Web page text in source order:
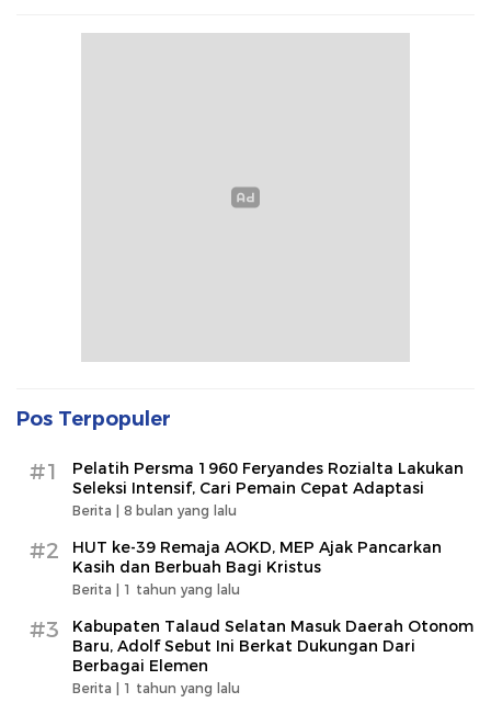
Pos Terpopuler
#1
Pelatih Persma 1960 Feryandes Rozialta Lakukan
Seleksi Intensif, Cari Pemain Cepat Adaptasi​
Berita | 8 bulan yang lalu
#2
HUT ke-39 Remaja AOKD, MEP Ajak Pancarkan
Kasih dan Berbuah Bagi Kristus
Berita | 1 tahun yang lalu
#3
Kabupaten Talaud Selatan Masuk Daerah Otonom
Baru, Adolf Sebut Ini Berkat Dukungan Dari
Berbagai Elemen
Berita | 1 tahun yang lalu